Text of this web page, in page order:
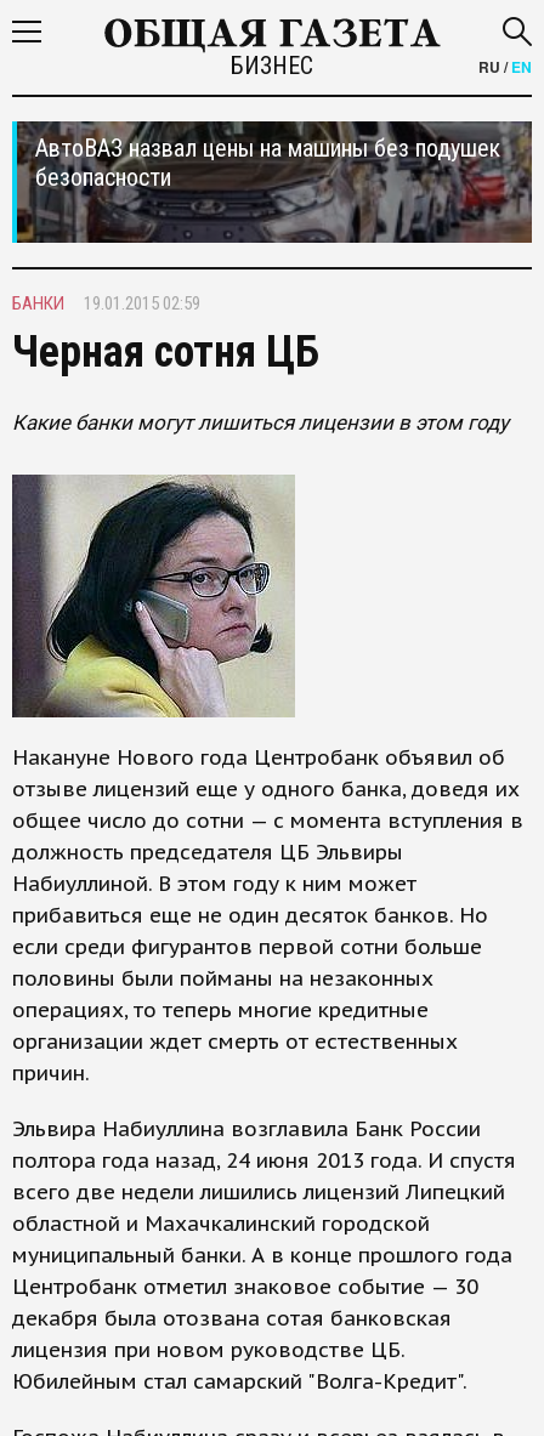
БИЗНЕС RU /EN
АвтоВАЗ назвал цены на машины без подушек
безопасности
БАНКИ 19.01.2015 02:59
Черная сотня ЦБ
Какие банки могут лишиться лицензии в этом году
Накануне Нового года Центробанк объявил об
отзыве лицензий еще у одного банка, доведя их
общее число до сотни — с момента вступления в
должность председателя ЦБ Эльвиры
Набиуллиной. В этом году к ним может
прибавиться еще не один десяток банков. Но
если среди фигурантов первой сотни больше
половины были пойманы на незаконных
операциях, то теперь многие кредитные
организации ждет смерть от естественных
причин.
Эльвира Набиуллина возглавила Банк России
полтора года назад, 24 июня 2013 года. И спустя
всего две недели лишились лицензий Липецкий
областной и Махачкалинский городской
муниципальный банки. А в конце прошлого года
Центробанк отметил знаковое событие — 30
декабря была отозвана сотая банковская
лицензия при новом руководстве ЦБ.
Юбилейным стал самарский "Волга-Кредит".